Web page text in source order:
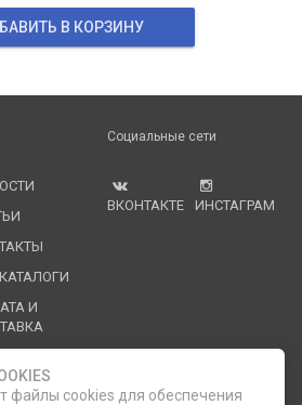
В КОРЗИНУ
КАТАЛОГИ
И
Социальные сети
ВКОНТАКТЕ ИНСТАГРАМ
файлы cookies для обеспечения